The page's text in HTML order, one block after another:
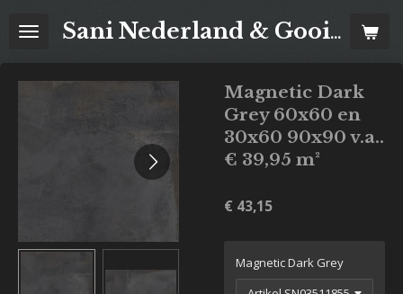
direct
Sani Nederland & Goois Tegelhuis
Magnetic Dark
Grey 60x60 en
30x60 90x90 v.a..
€ 39,95 m²
€ 43,15
Magnetic Dark Grey